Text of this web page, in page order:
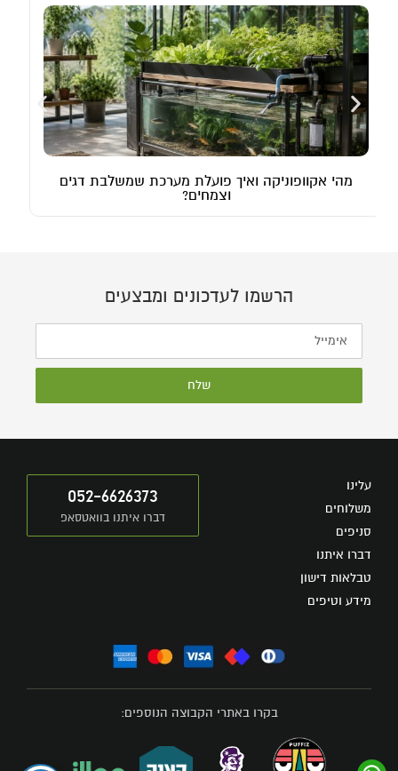
גידול סוקולנטים – איך מגדלים סוקולנטים ושומרים
עליהם בריאים?
הרשמו לעדכונים ומבצעים
שלח
עלינו
משלוחים
סניפים
דברו איתנו
טבלאות דישון
מידע וטיפים
052-6626373
דברו איתנו בוואטסאפ
בקרו באתרי הקבוצה הנוספים: